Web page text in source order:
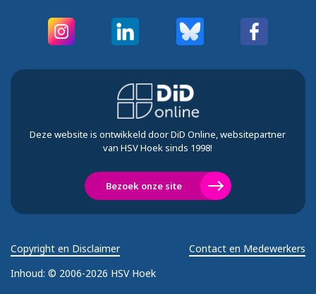
Deze website is ontwikkeld door DiD Online, websitepartner
van HSV Hoek sinds 1998!
Bezoek onze site
Inhoud: © 2006-2026 HSV Hoek
Copyright en Disclaimer Contact en Medewerkers